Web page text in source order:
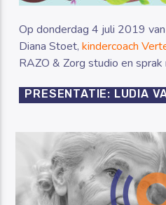
Op donderdag 4 juli 2019
Diana Stoet,kindercoach
RAZO & Zorg studio en
PRESENTATIE: LUDIA